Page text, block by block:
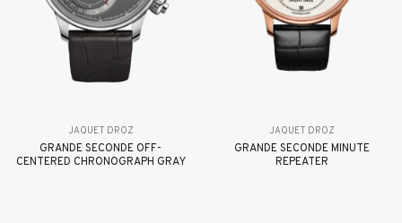
JAQUET DROZ
GRANDE SECONDE OFF-
CENTERED CHRONOGRAPH GRAY
JAQUET DROZ
GRANDE SECONDE MINUTE
REPEATER